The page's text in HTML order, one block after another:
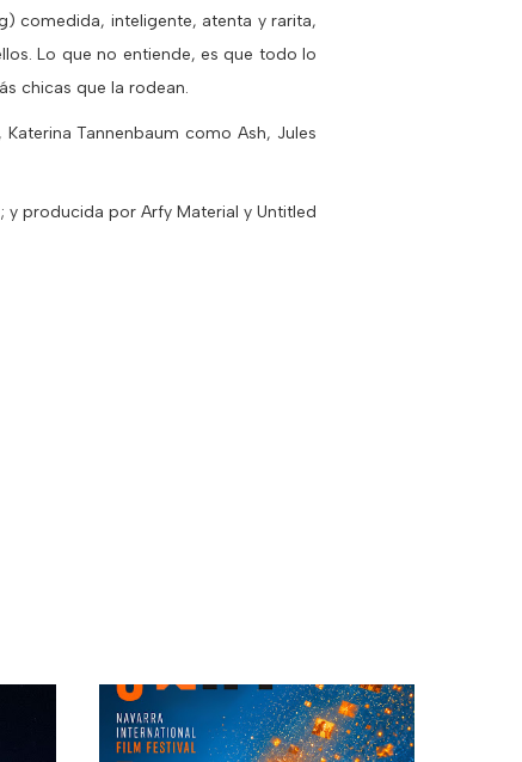
comedida, inteligente, atenta y rarita,
Lo que no entiende, es que todo lo
chicas que la rodean.
Tannenbaum como Ash, Jules
y producida por Arfy Material y Untitled